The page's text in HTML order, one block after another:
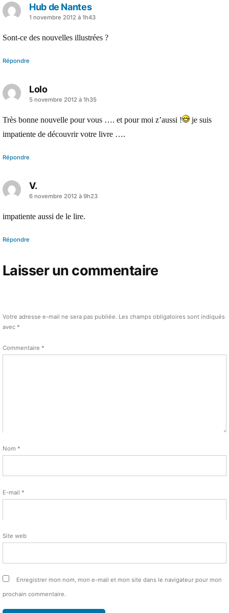
Hub de Nantes
a
dit :
1 novembre 2012 à 1h43
Sont-ce des nouvelles illustrées ?
Répondre
Lolo
a
5 novembre 2012 à 1h35
Très bonne nouvelle pour vous …. et pour moi z’aussi !
je suis
impatiente de découvrir votre livre ….
Répondre
V.
a
dit :
6 novembre 2012 à 9h23
impatiente aussi de le lire.
Répondre
Laisser un commentaire
Votre adresse e-mail ne sera pas publiée. Les champs obligatoires sont indiqués
avec *
Commentaire *
Nom *
E-mail *
Site web
Enregistrer mon nom, mon e-mail et mon site dans le navigateur pour mon
prochain commentaire.